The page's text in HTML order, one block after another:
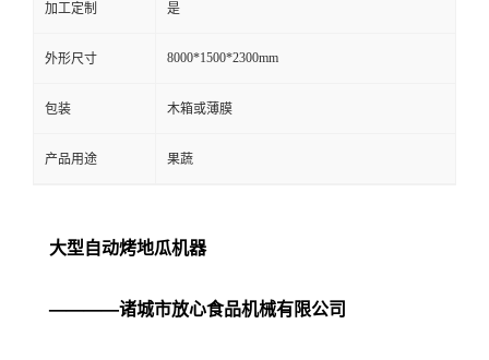
加工定制 是
外形尺寸 8000*1500*2300mm
包装 木箱或薄膜
产品用途 果蔬
大型自动烤地瓜机器
————诸城市放心食品机械有限公司